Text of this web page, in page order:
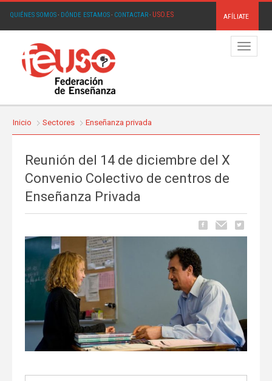
QUIÉNES SOMOS· DÓNDE ESTAMOS· CONTACTAR· USO.ES AFÍLIATE
Menú
Inicio Sectores Enseñanza privada
Reunión del 14 de diciembre del X
Convenio Colectivo de centros de
Enseñanza Privada